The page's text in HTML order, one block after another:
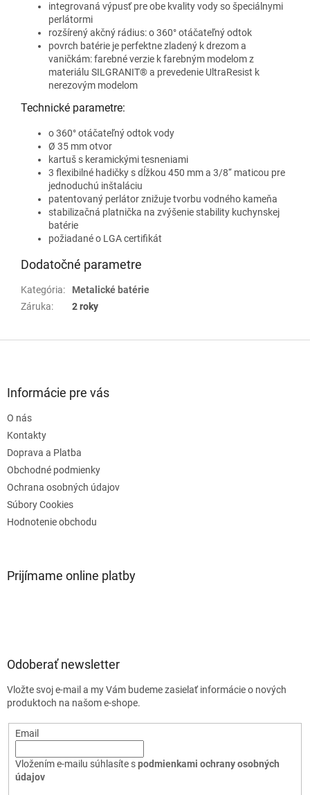
integrovaná výpusť pre obe kvality vody so špeciálnymi
perlátormi
rozšírený akčný rádius: o 360° otáčateľný odtok
povrch batérie je perfektne zladený k drezom a
vaničkám: farebné verzie k farebným modelom z
materiálu SILGRANIT® a prevedenie UltraResist k
nerezovým modelom
Technické parametre:
o 360° otáčateľný odtok vody
Ø 35 mm otvor
kartuš s keramickými tesneniami
3 flexibilné hadičky s dĺžkou 450 mm a 3/8‘‘ maticou pre
jednoduchú inštaláciu
patentovaný perlátor znižuje tvorbu vodného kameňa
stabilizačná platnička na zvýšenie stability kuchynskej
batérie
požiadané o LGA certifikát
Dodatočné parametre
Kategória:
Metalické batérie
Záruka: 2 roky
Informácie pre vás
O nás
Kontakty
Doprava a Platba
Obchodné podmienky
Ochrana osobných údajov
Súbory Cookies
Hodnotenie obchodu
Prijímame online platby
Odoberať newsletter
Vložte svoj e-mail a my Vám budeme zasielať informácie o nových
produktoch na našom e-shope.
Email
Vložením e-mailu súhlasíte spodmienkami ochrany osobných
údajov